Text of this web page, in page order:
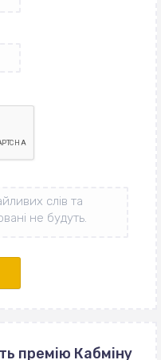
премію Кабміну